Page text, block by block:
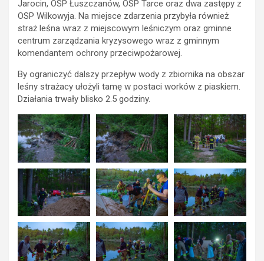
Jarocin, OSP Łuszczanów, OSP Tarce oraz dwa zastępy z
OSP Wilkowyja. Na miejsce zdarzenia przybyła również
straż leśna wraz z miejscowym leśniczym oraz gminne
centrum zarządzania kryzysowego wraz z gminnym
komendantem ochrony przeciwpożarowej.
By ograniczyć dalszy przepływ wody z zbiornika na obszar
leśny strażacy ułożyli tamę w postaci worków z piaskiem.
Działania trwały blisko 2.5 godziny.